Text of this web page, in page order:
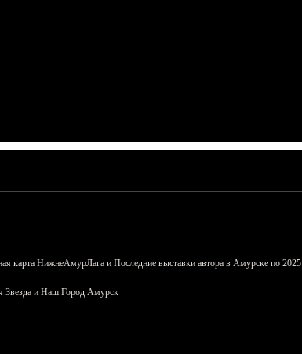
карта НижнеАмурЛага и Последние выставки автора в Амурске по 2025
Звезда и Наш Город Амурск